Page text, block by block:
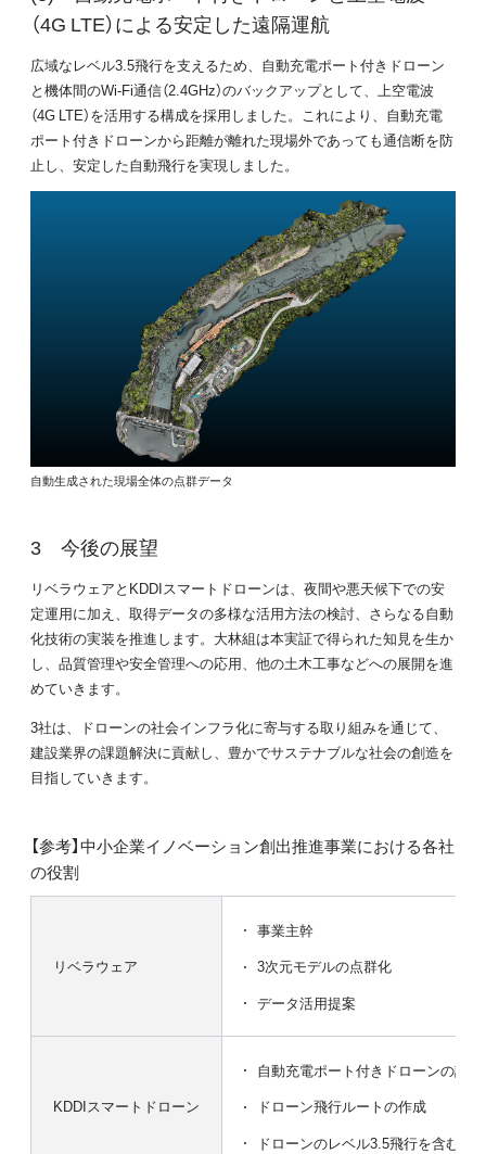
（4G LTE）による安定した遠隔運航
広域なレベル3.5飛行を支えるため、自動充電ポート付きドローン
と機体間のWi-Fi通信（2.4GHz）のバックアップとして、上空電波
（4G LTE）を活用する構成を採用しました。これにより、自動充電
ポート付きドローンから距離が離れた現場外であっても通信断を防
止し、安定した自動飛行を実現しました。
自動生成された現場全体の点群データ
今後の展望
リベラウェアとKDDIスマートドローンは、夜間や悪天候下での安
定運用に加え、取得データの多様な活用方法の検討、さらなる自動
化技術の実装を推進します。大林組は本実証で得られた知見を生か
し、品質管理や安全管理への応用、他の土木工事などへの展開を進
めていきます。
3社は、ドローンの社会インフラ化に寄与する取り組みを通じて、
建設業界の課題解決に貢献し、豊かでサステナブルな社会の創造を
目指していきます。
【参考】中小企業イノベーション創出推進事業における各社
の役割
リベラウェア
事業主幹
3次元モデルの点群化
データ活用提案
KDDIスマートドローン
自動充電ポート付きドローンの設置
ドローン飛行ルートの作成
ドローンのレベル3.5飛行を含む運